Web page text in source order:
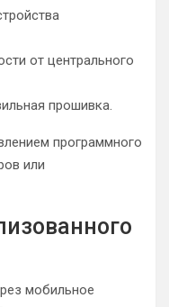
от центрального
прошивка.
программного
или
мобильное